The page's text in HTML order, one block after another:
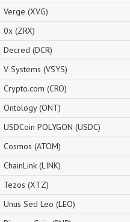
Verge (XVG)
0x (ZRX)
Decred (DCR)
V Systems (VSYS)
Crypto.com (CRO)
Ontology (ONT)
USDCoin POLYGON (USDC)
Cosmos (ATOM)
ChainLink (LINK)
Tezos (XTZ)
Unus Sed Leo (LEO)